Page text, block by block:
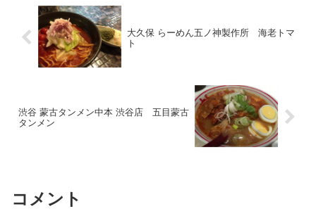
大久保 らーめん五ノ神製作所 海老トマ
ト
渋谷 蒙古タンメン中本 渋谷店 五目蒙古
タンメン
コメント